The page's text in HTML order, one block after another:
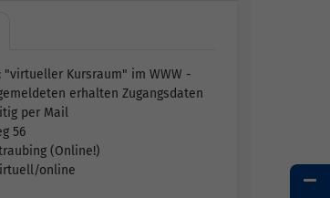
"virtueller Kursraum" im WWW -
erhalten Zugangsdaten
per Mail
56
(Online!)
online